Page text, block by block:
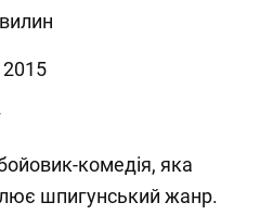
2015
комедія, яка
шпигунський жанр.